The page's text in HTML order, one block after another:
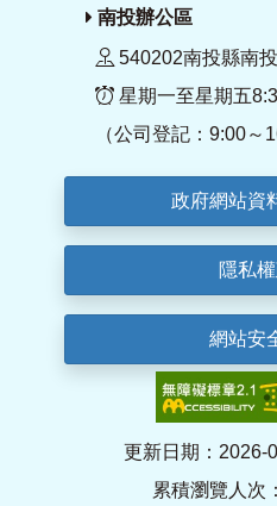
南投辦公區
540202南投縣南
星期一至星期五
（公司登記：9:00～
政府網站資
隱私
網站安
更新日期：2026-
累積瀏覽人次